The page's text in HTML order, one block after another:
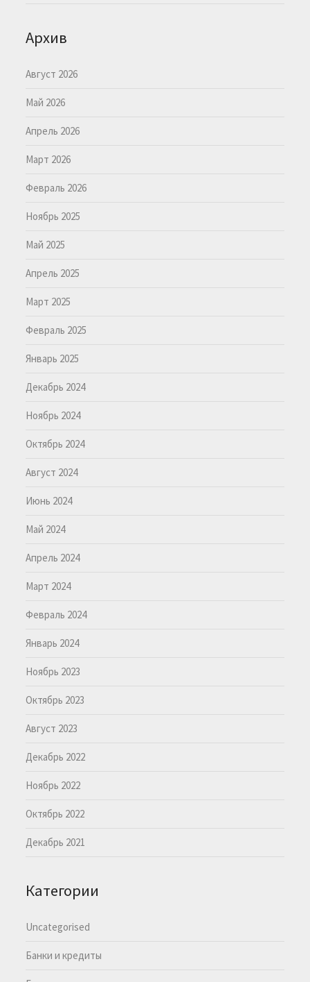
Архив
Август 2026
Май 2026
Апрель 2026
Март 2026
Февраль 2026
Ноябрь 2025
Май 2025
Апрель 2025
Март 2025
Февраль 2025
Январь 2025
Декабрь 2024
Ноябрь 2024
Октябрь 2024
Август 2024
Июнь 2024
Май 2024
Апрель 2024
Март 2024
Февраль 2024
Январь 2024
Ноябрь 2023
Октябрь 2023
Август 2023
Декабрь 2022
Ноябрь 2022
Октябрь 2022
Декабрь 2021
Категории
Uncategorised
Банки и кредиты